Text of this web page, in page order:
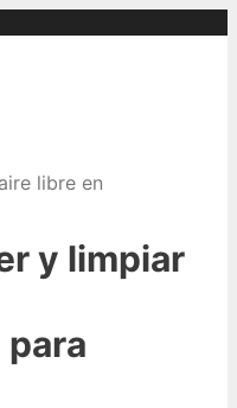
libre en
y limpiar